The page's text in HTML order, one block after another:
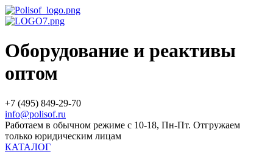
Оборудование и реактивы
оптом
+7 (495) 849-29-70
info@polisof.ru
Работаем в обычном режиме с 10-18, Пн-Пт. Отгружаем
только юридическим лицам
КАТАЛОГ